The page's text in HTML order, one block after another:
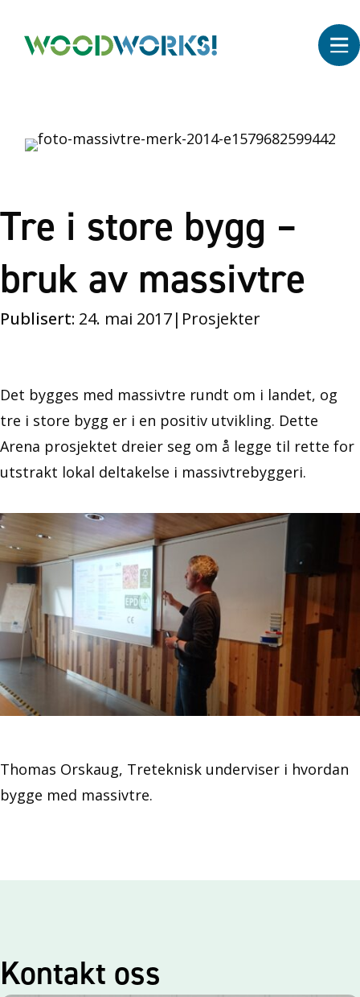
Tre i store bygg –
bruk av massivtre
Publisert: 24. mai 2017| Prosjekter
Det bygges med massivtre rundt om i landet, og
tre i store bygg er i en positiv utvikling. Dette
Arena prosjektet dreier seg om å legge til rette for
utstrakt lokal deltakelse i massivtrebyggeri.
Thomas Orskaug, Treteknisk underviser i hvordan
bygge med massivtre.
Kontakt oss